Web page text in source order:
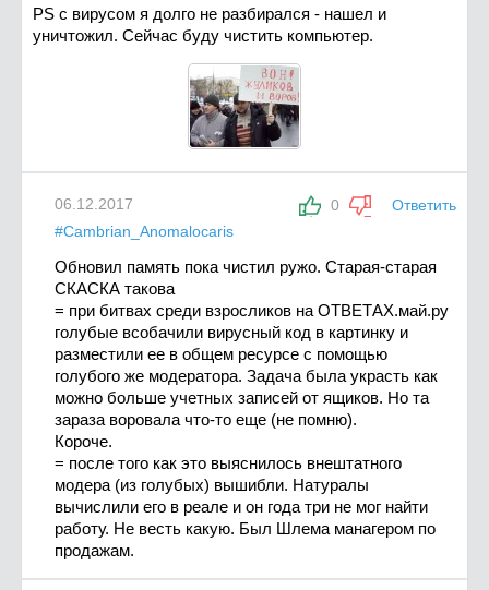
PS c вирусом я долго не разбирался - нашел и
уничтожил. Сейчас буду чистить компьютер.
0 Ответить
06.12.2017
#Cambrian_Anomalocaris
Обновил память пока чистил ружо. Старая-старая
СКАСКА такова
= при битвах среди взросликов на ОТВЕТАХ.май.ру
голубые всобачили вирусный код в картинку и
разместили ее в общем ресурсе с помощью
голубого же модератора. Задача была украсть как
можно больше учетных записей от ящиков. Но та
зараза воровала что-то еще (не помню).
Короче.
= после того как это выяснилось внештатного
модера (из голубых) вышибли. Натуралы
вычислили его в реале и он года три не мог найти
работу. Не весть какую. Был Шлема манагером по
продажам.